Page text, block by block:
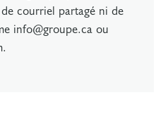
courriel partagé ni de
info@groupe.ca ou